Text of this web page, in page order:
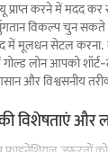
करने में मदद
विकल्प चुन सकते
में मूलधन सेटल
में गोल्ड लोन आपको
और विश्वसनीय
की विशेषताएं और